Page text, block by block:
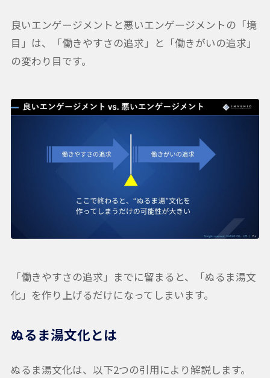
良いエンゲージメントと悪いエンゲージメントの「境
目」は、「働きやすさの追求」と「働きがいの追求」
の変わり目です。
「働きやすさの追求」までに留まると、「ぬるま湯文
化」を作り上げるだけになってしまいます。
ぬるま湯文化とは
ぬるま湯文化は、以下2つの引用により解説します。